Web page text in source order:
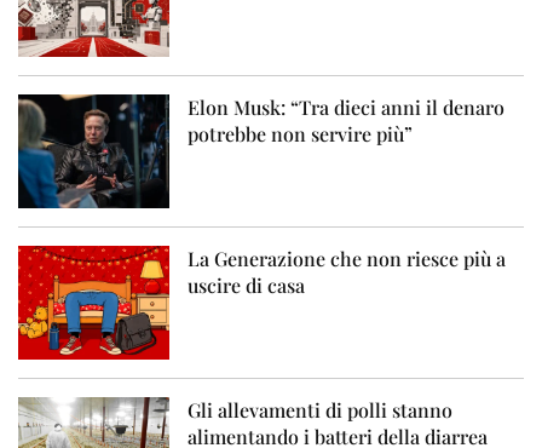
Elon Musk: “Tra dieci anni il denaro
potrebbe non servire più”
La Generazione che non riesce più a
uscire di casa
Gli allevamenti di polli stanno
alimentando i batteri della diarrea